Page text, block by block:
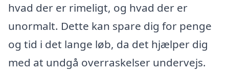
hvad der er rimeligt, og hvad der er
unormalt. Dette kan spare dig for penge
og tid i det lange løb, da det hjælper dig
med at undgå overraskelser undervejs.